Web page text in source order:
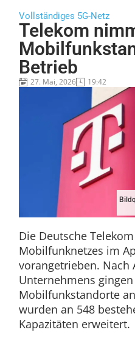
Vollständiges 5G-Netz
Telekom
Betrieb
27. Mai, 2026 19:42
Die Deutsche
Mobilfunknetzes im
vorangetrieben. Nach
Unternehmens
Mobilfunkstandorte
wurden an 548
Kapazitäten erweitert.